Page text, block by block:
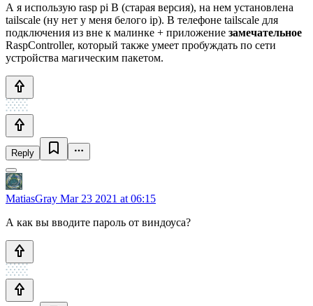
А я использую rasp pi B (старая версия), на нем установлена
tailscale (ну нет у меня белого ip). В телефоне tailscale для
подключения из вне к малинке + приложение замечательное
RaspController, который также умеет пробуждать по сети
устройства магическим пакетом.
Reply
MatiasGray Mar 23 2021 at 06:15
А как вы вводите пароль от виндоуса?